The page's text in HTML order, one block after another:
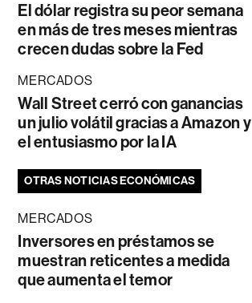
El dólar registra su peor semana
en más de tres meses mientras
crecen dudas sobre la Fed
MERCADOS
Wall Street cerró con ganancias
un julio volátil gracias a Amazon y
el entusiasmo por la IA
OTRAS NOTICIAS ECONÓMICAS
MERCADOS
Inversores en préstamos se
muestran reticentes a medida
que aumenta el temor